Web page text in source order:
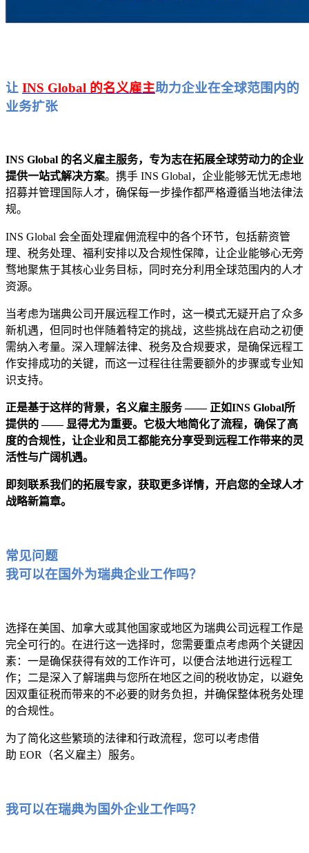
让 INS Global 的名义雇主助力企业在全球范围内的
业务扩张
INS Global 的名义雇主服务，专为志在拓展全球劳动力的企业
提供一站式解决方案。携手 INS Global，企业能够无忧无虑地
招募并管理国际人才，确保每一步操作都严格遵循当地法律法
规。
INS Global 会全面处理雇佣流程中的各个环节，包括薪资管
理、税务处理、福利安排以及合规性保障，让企业能够心无旁
骛地聚焦于其核心业务目标，同时充分利用全球范围内的人才
资源。
当考虑为瑞典公司开展远程工作时，这一模式无疑开启了众多
新机遇，但同时也伴随着特定的挑战，这些挑战在启动之初便
需纳入考量。深入理解法律、税务及合规要求，是确保远程工
作安排成功的关键，而这一过程往往需要额外的步骤或专业知
识支持。
正是基于这样的背景，名义雇主服务 —— 正如INS Global所
提供的 —— 显得尤为重要。它极大地简化了流程，确保了高
度的合规性，让企业和员工都能充分享受到远程工作带来的灵
活性与广阔机遇。
即刻联系我们的拓展专家，获取更多详情，开启您的全球人才
战略新篇章。
常见问题
我可以在国外为瑞典企业工作吗？
选择在美国、加拿大或其他国家或地区为瑞典公司远程工作是
完全可行的。在进行这一选择时，您需要重点考虑两个关键因
素：一是确保获得有效的工作许可，以便合法地进行远程工
作；二是深入了解瑞典与您所在地区之间的税收协定，以避免
因双重征税而带来的不必要的财务负担，并确保整体税务处理
的合规性。
为了简化这些繁琐的法律和行政流程，您可以考虑借
助 EOR（名义雇主）服务。
我可以在瑞典为国外企业工作吗？